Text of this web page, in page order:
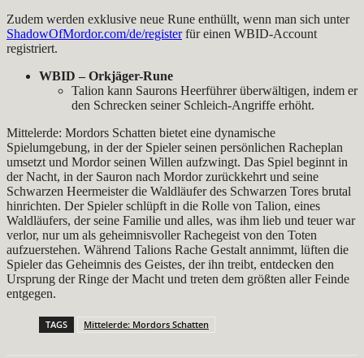
Zudem werden exklusive neue Rune enthüllt, wenn man sich unter
ShadowOfMordor.com/de/registerfür einen WBID-Account
registriert.
WBID – Orkjäger-Rune
Talion kann Saurons Heerführer überwältigen, indem er
den Schrecken seiner Schleich-Angriffe erhöht.
Mittelerde: Mordors Schatten bietet eine dynamische
Spielumgebung, in der der Spieler seinen persönlichen Racheplan
umsetzt und Mordor seinen Willen aufzwingt. Das Spiel beginnt in
der Nacht, in der Sauron nach Mordor zurückkehrt und seine
Schwarzen Heermeister die Waldläufer des Schwarzen Tores brutal
hinrichten. Der Spieler schlüpft in die Rolle von Talion, eines
Waldläufers, der seine Familie und alles, was ihm lieb und teuer war
verlor, nur um als geheimnisvoller Rachegeist von den Toten
aufzuerstehen. Während Talions Rache Gestalt annimmt, lüften die
Spieler das Geheimnis des Geistes, der ihn treibt, entdecken den
Ursprung der Ringe der Macht und treten dem größten aller Feinde
entgegen.
TAGS Mittelerde: Mordors Schatten